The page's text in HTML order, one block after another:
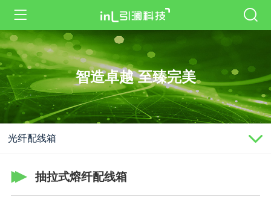
智造卓越 至臻完美
光纤配线箱
抽拉式熔纤配线箱